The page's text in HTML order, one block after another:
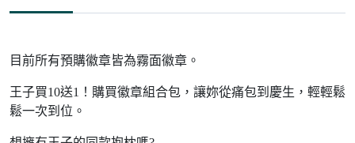
目前所有預購徽章皆為霧面徽章。
王子買10送1！購買徽章組合包，讓妳從痛包到慶生，輕輕鬆
鬆一次到位。